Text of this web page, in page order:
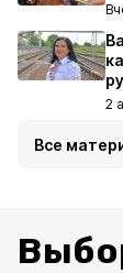
2
Все